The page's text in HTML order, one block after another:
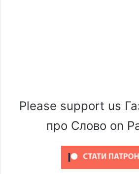
Please support us
про Слово on